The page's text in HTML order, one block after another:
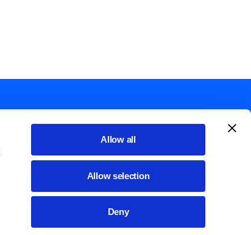
Allow all
Allow selection
Deny